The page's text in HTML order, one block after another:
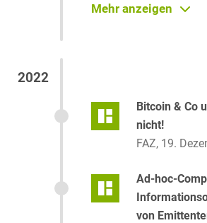
MiCAR –
Dieses
BTC Echo,
Endlich
stärkt
von
Mehr anzeigen
2022
Bitcoin & Co
nicht!
FAZ, 19.
Ad-hoc-
von